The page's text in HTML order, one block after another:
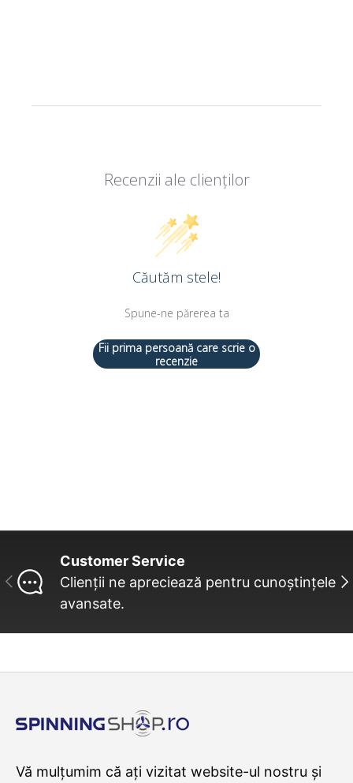
Recenzii ale clienților
Căutăm stele!
Spune-ne părerea ta
Fii prima persoană care scrie o
recenzie
INAINTE
Customer Service
Clienții ne apreciează pentru cunoștințele
avansate.
Vă mulțumim că ați vizitat website-ul nostru și